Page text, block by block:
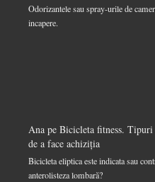
Odorizantele sau spray-urile de
incapere.
Ana pe Bicicleta fitness.
de a face achiziția
Bicicleta eliptica este indicata sau
anterolisteza lombară?